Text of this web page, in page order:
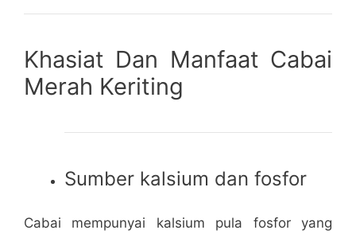
Khasiat Dan Manfaat Cabai
Merah Keriting
Sumber kalsium dan fosfor
Cabai mempunyai kalsium pula fosfor yang